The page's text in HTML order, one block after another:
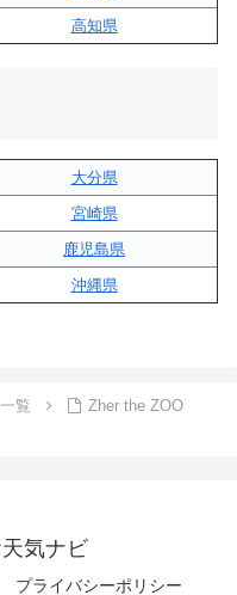
高知県
大分県
宮崎県
鹿児島県
沖縄県
覧
Zher the ZOO
気ナビ
プライバシーポリシー